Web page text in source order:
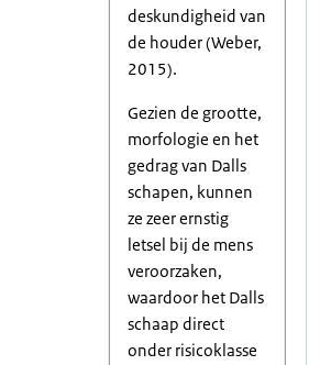
deskundigheid van
de houder (Weber,
2015).
Gezien de grootte,
morfologie en het
gedrag van Dalls
schapen, kunnen
ze zeer ernstig
letsel bij de mens
veroorzaken,
waardoor het Dalls
schaap direct
onder risicoklasse